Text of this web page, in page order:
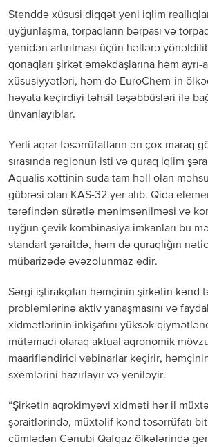
Stenddə xüsusi diqqət yeni iqlim
uyğunlaşma, torpaqların bərpası və
yenidən artırılması üçün həllərə
qonaqları şirkət əməkdaşlarına həm ayrı-
xüsusiyyətləri, həm də EuroChem-in
həyata keçirdiyi təhsil təşəbbüsləri ilə
ünvanlayıblar.
Yerli aqrar təsərrüfatların ən çox maraq
sırasında regionun isti və quraq iqlim
Aqualis xəttinin suda tam həll olan
gübrəsi olan KAS-32 yer alıb. Qida
tərəfindən sürətlə mənimsənilməsi və
uyğun çevik kombinasiya imkanları bu
standart şəraitdə, həm də quraqlığın
mübarizədə əvəzolunmaz edir.
Sərgi iştirakçıları həmçinin şirkətin kənd
problemlərinə aktiv yanaşmasını və
xidmətlərinin inkişafını yüksək
mütəmadi olaraq aktual aqronomik
maarifləndirici vebinarlar keçirir,
sxemlərini hazırlayır və yeniləyir.
“Şirkətin aqrokimyəvi xidməti hər il
şəraitlərində, müxtəlif kənd təsərrüfatı
cümlədən Cənubi Qafqaz ölkələrində